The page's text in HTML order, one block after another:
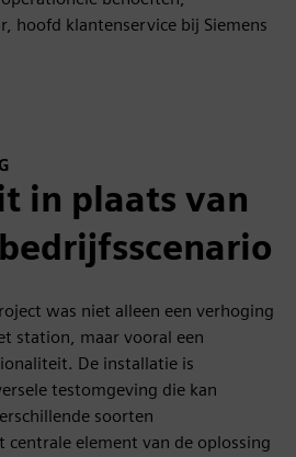
hoofd klantenservice bij Siemens
in plaats van
was niet alleen een verhoging
station, maar vooral een
De installatie is
testomgeving die kan
soorten
centrale element van de oplossing